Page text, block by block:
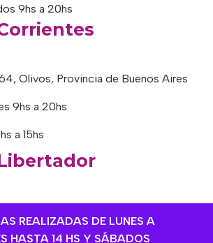
REALIZADAS DE LUNES A
HASTA 14 HS Y SÁBADOS
9hs a 20hs
Olivos, Provincia de Buenos Aires
9hs a 20hs
a 15hs